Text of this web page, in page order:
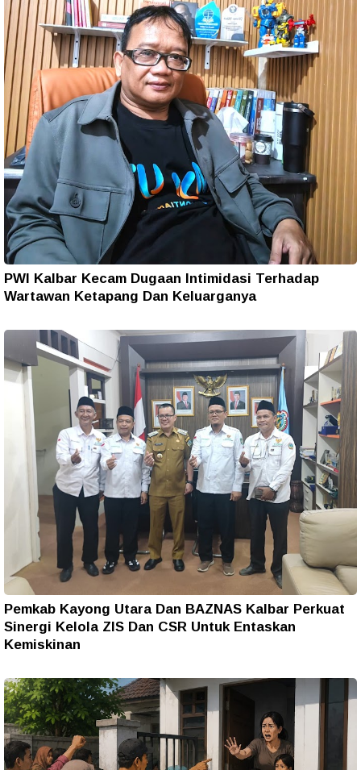
PWI Kalbar Kecam Dugaan Intimidasi Terhadap
Wartawan Ketapang Dan Keluarganya
Pemkab Kayong Utara Dan BAZNAS Kalbar Perkuat
Sinergi Kelola ZIS Dan CSR Untuk Entaskan
Kemiskinan